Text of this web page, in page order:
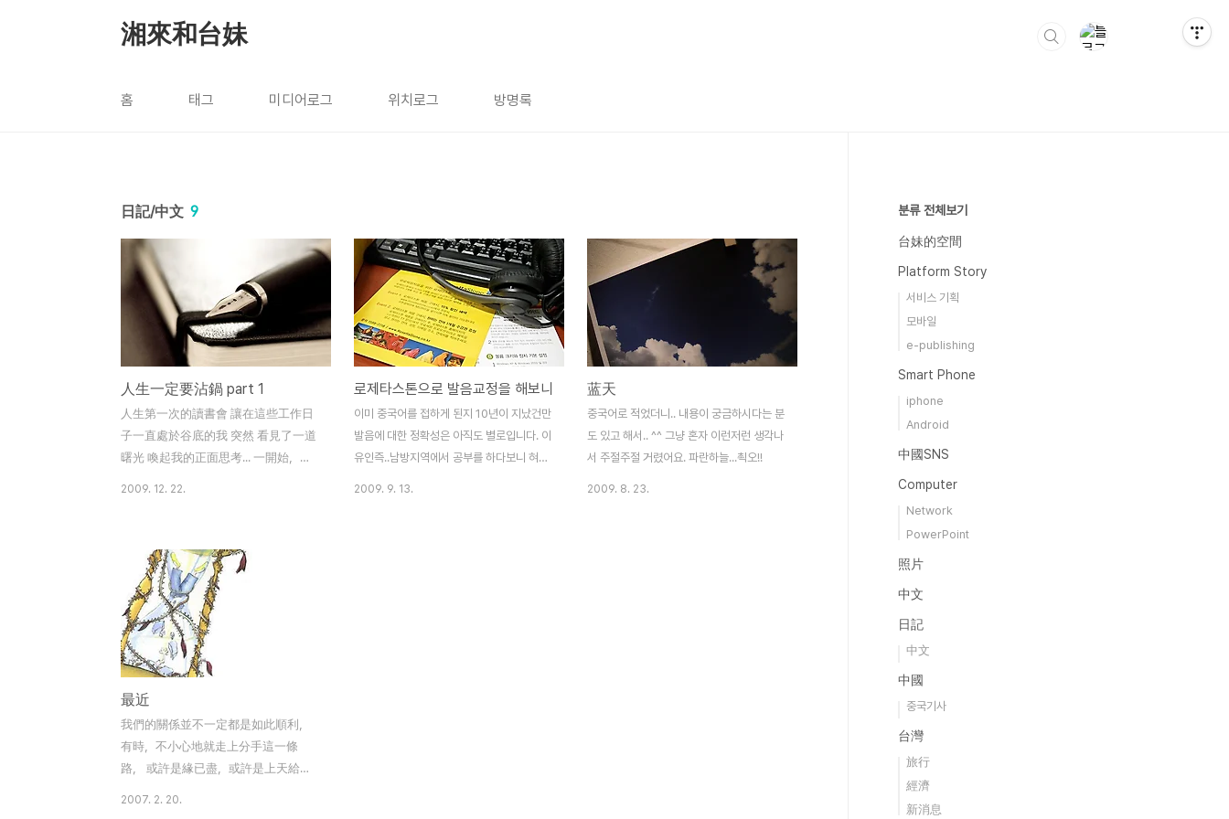
湘來和台妹
홈 태그 미디어로그 위치로그 방명록
日記/中文 9
人生一定要沾鍋 part 1
人生第一次的讀書會 讓在這些工作日
子一直處於谷底的我 突然 看見了一道
曙光 喚起我的正面思考... 一開始，一
並非我們所想像的這種商業性質的想
法 這是一本關於人際關係的書 電梯原
理 簡單來講就是 好的人帶你上天堂 壞
的人帶你下地獄 人際關係就像電梯上
上下下原理一樣 可以提振他人士氣 也
可以令人沈淪 透過讀書會，分享有些
小事可以鼓舞他人 也可以貶低他人 我
們身邊總會遇到這些經驗 大家都絡繹
不絕的說著...我覺得很有趣 不管是利
用善意的謊言做為鼓勵他人的話 還是
2009. 12. 22.
로제타스톤으로 발음교정을 해보니
이미 중국어를 접하게 된지 10년이 지났건만
발음에 대한 정확성은 아직도 별로입니다. 이
유인즉..남방지역에서 공부를 하다보니 혀꼬
2009. 9. 13.
蓝天
중국어로 적었더니.. 내용이 궁금하시다는 분
도 있고 해서.. ^^ 그냥 혼자 이런저런 생각나
서 주절주절 거렸어요. 파란하늘...쵝오!!
2009. 8. 23.
最近
我們的關係並不一定都是如此順利，
有時，不小心地就走上分手這一條
路， 或許是緣已盡，或許是上天給的
2007. 2. 20.
분류 전체보기
台妹的空間
Platform Story
서비스 기획
모바일
e-publishing
Smart Phone
iphone
Android
中國SNS
Computer
Network
PowerPoint
照片
中文
日記
中文
中國
중국기사
台灣
旅行
經濟
新消息